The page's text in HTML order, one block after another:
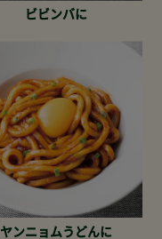
ビビンバに
ヤンニョムうどんに